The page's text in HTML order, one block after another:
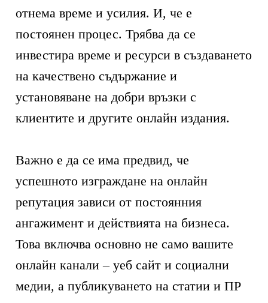
отнема време и усилия. И, че е
постоянен процес. Трябва да се
инвестира време и ресурси в създаването
на качествено съдържание и
установяване на добри връзки с
клиентите и другите онлайн издания.
Важно е да се има предвид, че
успешното изграждане на онлайн
репутация зависи от постоянния
ангажимент и действията на бизнеса.
Това включва основно не само вашите
онлайн канали – уеб сайт и социални
медии, а публикуването на статии и ПР